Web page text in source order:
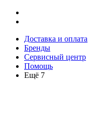
Доставка и оплата
Бренды
Сервисный центр
Помощь
Ещё 7